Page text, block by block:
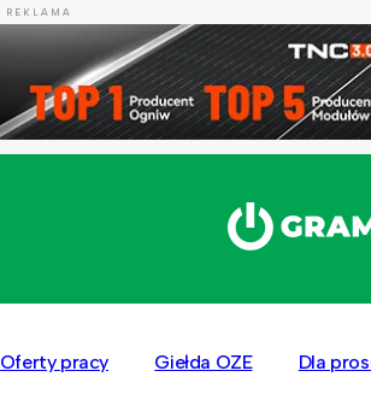
REKLAMA
Oferty pracy Giełda OZE Dla